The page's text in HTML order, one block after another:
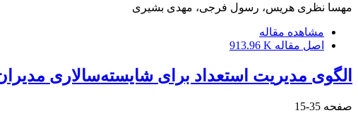
مهسا نظری هریس، رسول فرجی، مهدی بشیری
مشاهده مقاله
اصل مقاله 913.96 K
الگوی مدیریت استعداد برای شایسته‌سالاری
صفحه 35-15